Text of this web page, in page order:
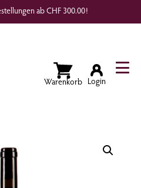
ab CHF 300.00!
Wunschliste Login